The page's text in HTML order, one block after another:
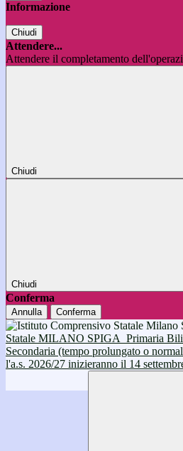
Informazione
Chiudi
Attendere...
Attendere il completamento
Chiudi
Chiudi
Conferma
Annulla Conferma
Statale MILANO SPIGA Primaria
Secondaria (tempo prolungato o
l'a.s. 2026/27 inizieranno il 14